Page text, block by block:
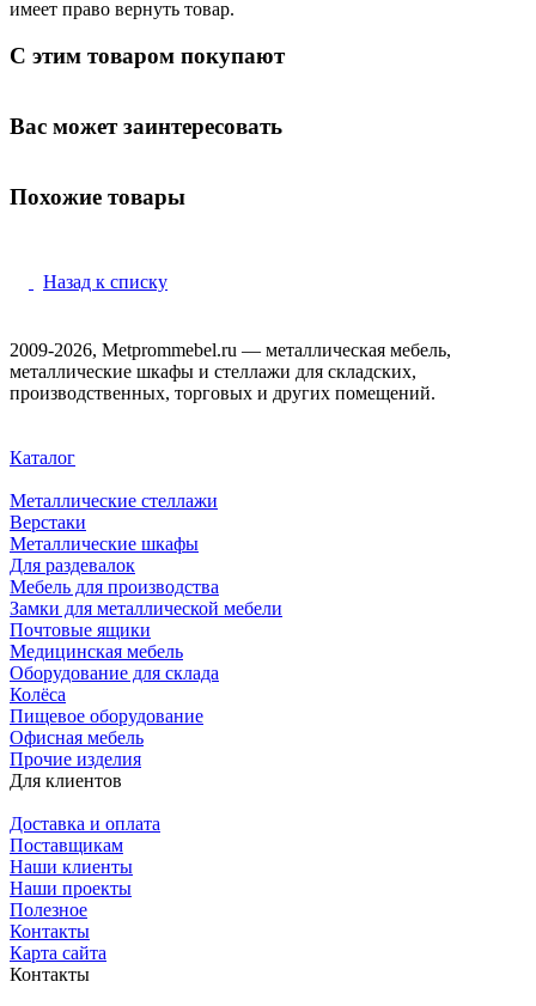
имеет право вернуть товар.
С этим товаром покупают
Вас может заинтересовать
Похожие товары
Назад к списку
2009-2026, Metprommebel.ru — металлическая мебель,
металлические шкафы и стеллажи для складских,
производственных, торговых и других помещений.
Каталог
Металлические стеллажи
Верстаки
Металлические шкафы
Для раздевалок
Мебель для производства
Замки для металлической мебели
Почтовые ящики
Медицинская мебель
Оборудование для склада
Колёса
Пищевое оборудование
Офисная мебель
Прочие изделия
Для клиентов
Доставка и оплата
Поставщикам
Наши клиенты
Наши проекты
Полезное
Контакты
Карта сайта
Контакты